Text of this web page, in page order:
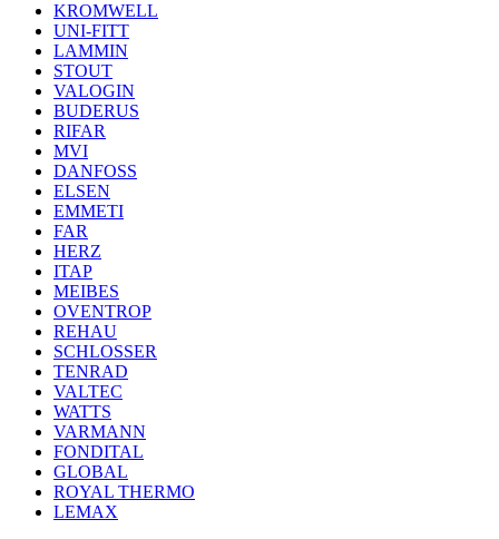
KROMWELL
UNI-FITT
LAMMIN
STOUT
VALOGIN
BUDERUS
RIFAR
MVI
DANFOSS
ELSEN
EMMETI
FAR
HERZ
ITAP
MEIBES
OVENTROP
REHAU
SCHLOSSER
TENRAD
VALTEC
WATTS
VARMANN
FONDITAL
GLOBAL
ROYAL THERMO
LEMAX